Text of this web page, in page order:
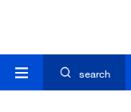
search